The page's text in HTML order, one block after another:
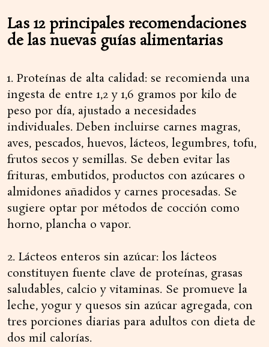
Las 12 principales recomendaciones
de las nuevas guías alimentarias
1. Proteínas de alta calidad: se recomienda una
ingesta de entre 1,2 y 1,6 gramos por kilo de
peso por día, ajustado a necesidades
individuales. Deben incluirse carnes magras,
aves, pescados, huevos, lácteos, legumbres, tofu,
frutos secos y semillas. Se deben evitar las
frituras, embutidos, productos con azúcares o
almidones añadidos y carnes procesadas. Se
sugiere optar por métodos de cocción como
horno, plancha o vapor.
2. Lácteos enteros sin azúcar: los lácteos
constituyen fuente clave de proteínas, grasas
saludables, calcio y vitaminas. Se promueve la
leche, yogur y quesos sin azúcar agregada, con
tres porciones diarias para adultos con dieta de
dos mil calorías.